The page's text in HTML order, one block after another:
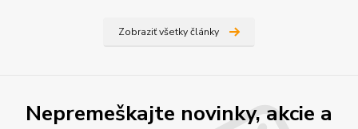
Zobraziť všetky články
Nepremeškajte novinky, akcie a